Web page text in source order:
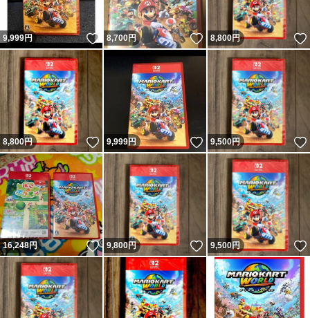
9,999円 いいね！
8,700円 いいね！
8,800円
8,800円 いいね！
9,999円 いいね！
9,500円
16,248円 いいね！
9,800円 いいね！
9,500円